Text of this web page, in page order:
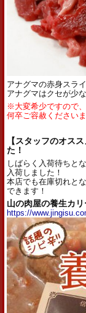
アナグマの赤身スラ
アナグマはクセが少
※大変希少ですので
何卒ご容赦くださいま
【スタッフのオス
た！
しばらく入荷待ちと
入荷しました！
本店でも在庫切れと
できます！
山の肉屋の養生カリ
https://